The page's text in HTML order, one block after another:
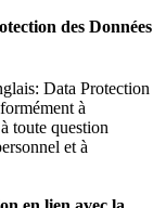
des Données
Data Protection
à
toute question
et à